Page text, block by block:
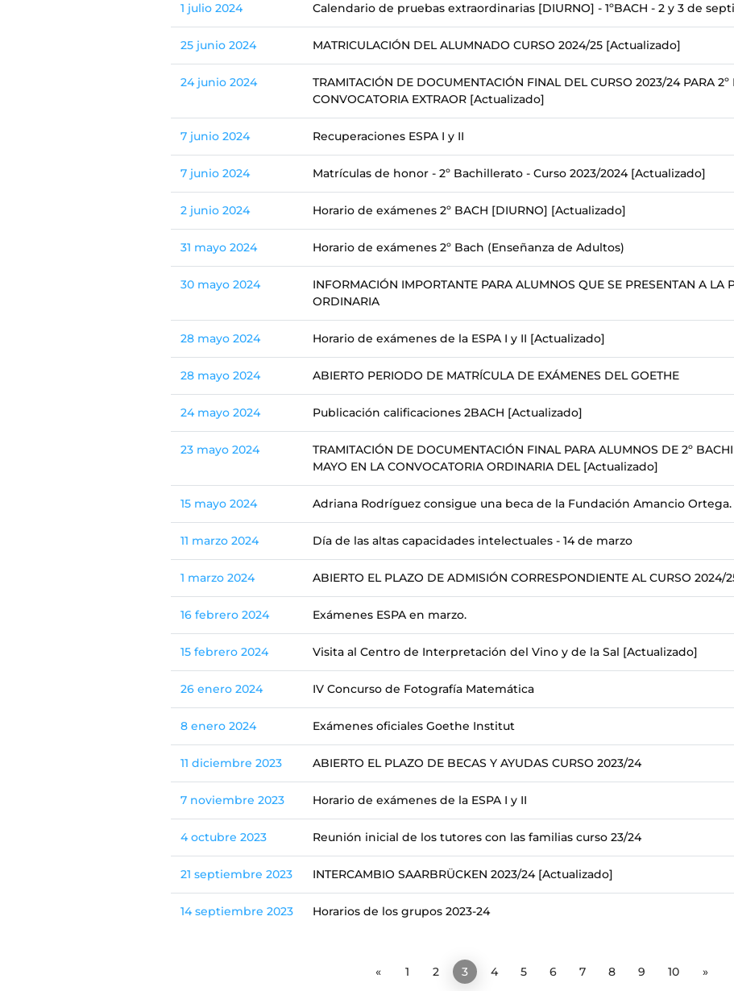
1 julio 2024 Calendario de pruebas extraordinarias [DIURNO] - 1ºBACH - 2 y 3 de
25 junio 2024 MATRICULACIÓN DEL ALUMNADO CURSO 2024/25 [Actualizado]
24 junio 2024
TRAMITACIÓN DE DOCUMENTACIÓN FINAL DEL CURSO 2023/24 PARA 2º
CONVOCATORIA EXTRAOR [Actualizado]
7 junio 2024 Recuperaciones ESPA I y II
7 junio 2024 Matrículas de honor - 2º Bachillerato - Curso 2023/2024 [Actualizado]
2 junio 2024 Horario de exámenes 2º BACH [DIURNO] [Actualizado]
31 mayo 2024 Horario de exámenes 2º Bach (Enseñanza de Adultos)
30 mayo 2024
INFORMACIÓN IMPORTANTE PARA ALUMNOS QUE SE PRESENTAN A LA
ORDINARIA
28 mayo 2024 Horario de exámenes de la ESPA I y II [Actualizado]
28 mayo 2024 ABIERTO PERIODO DE MATRÍCULA DE EXÁMENES DEL GOETHE
24 mayo 2024 Publicación calificaciones 2BACH [Actualizado]
23 mayo 2024
TRAMITACIÓN DE DOCUMENTACIÓN FINAL PARA ALUMNOS DE 2º
MAYO EN LA CONVOCATORIA ORDINARIA DEL [Actualizado]
15 mayo 2024 Adriana Rodríguez consigue una beca de la Fundación Amancio Ortega.
11 marzo 2024 Día de las altas capacidades intelectuales - 14 de marzo
1 marzo 2024 ABIERTO EL PLAZO DE ADMISIÓN CORRESPONDIENTE AL CURSO 2024/
16 febrero 2024 Exámenes ESPA en marzo.
15 febrero 2024 Visita al Centro de Interpretación del Vino y de la Sal [Actualizado]
26 enero 2024 IV Concurso de Fotografía Matemática
8 enero 2024 Exámenes oficiales Goethe Institut
11 diciembre 2023 ABIERTO EL PLAZO DE BECAS Y AYUDAS CURSO 2023/24
7 noviembre 2023 Horario de exámenes de la ESPA I y II
4 octubre 2023 Reunión inicial de los tutores con las familias curso 23/24
21 septiembre 2023 INTERCAMBIO SAARBRÜCKEN 2023/24 [Actualizado]
14 septiembre 2023 Horarios de los grupos 2023-24
« 1 2 3 4 5 6 7 8 9 10 »